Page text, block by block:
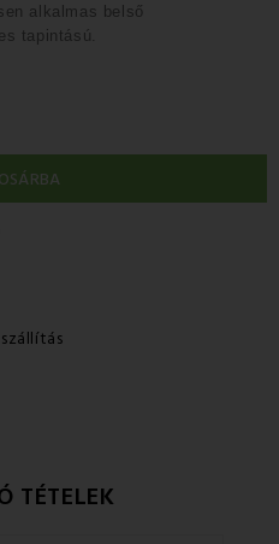
alkalmas belső
tapintású
TÉTELEK